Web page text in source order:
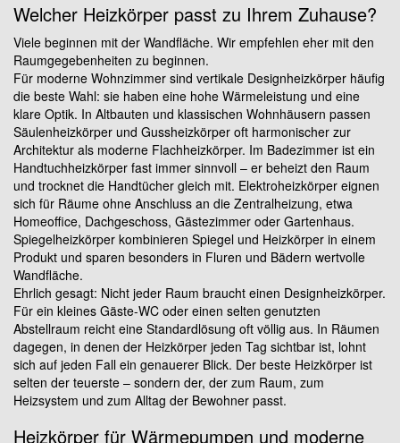
Welcher Heizkörper passt zu Ihrem Zuhause?
Viele beginnen mit der Wandfläche. Wir empfehlen eher mit den
Raumgegebenheiten zu beginnen.
Für moderne Wohnzimmer sind vertikale Designheizkörper häufig
die beste Wahl: sie haben eine hohe Wärmeleistung und eine
klare Optik. In Altbauten und klassischen Wohnhäusern passen
Säulenheizkörper und Gussheizkörper oft harmonischer zur
Architektur als moderne Flachheizkörper. Im Badezimmer ist ein
Handtuchheizkörper fast immer sinnvoll – er beheizt den Raum
und trocknet die Handtücher gleich mit. Elektroheizkörper eignen
sich für Räume ohne Anschluss an die Zentralheizung, etwa
Homeoffice, Dachgeschoss, Gästezimmer oder Gartenhaus.
Spiegelheizkörper kombinieren Spiegel und Heizkörper in einem
Produkt und sparen besonders in Fluren und Bädern wertvolle
Wandfläche.
Ehrlich gesagt: Nicht jeder Raum braucht einen Designheizkörper.
Für ein kleines Gäste-WC oder einen selten genutzten
Abstellraum reicht eine Standardlösung oft völlig aus. In Räumen
dagegen, in denen der Heizkörper jeden Tag sichtbar ist, lohnt
sich auf jeden Fall ein genauerer Blick. Der beste Heizkörper ist
selten der teuerste – sondern der, der zum Raum, zum
Heizsystem und zum Alltag der Bewohner passt.
Heizkörper für Wärmepumpen und moderne